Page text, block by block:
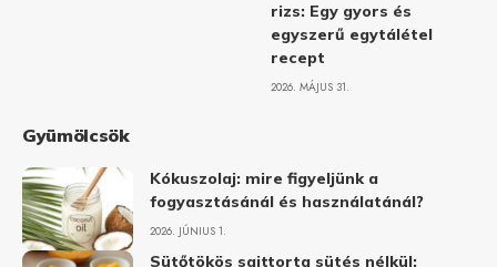
rizs: Egy gyors és
egyszerű egytálétel
recept
2026. MÁJUS 31.
Gyümölcsök
Kókuszolaj: mire figyeljünk a
fogyasztásánál és használatánál?
2026. JÚNIUS 1.
Sütőtökös sajttorta sütés nélkül: